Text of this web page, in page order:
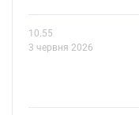
10.55
3 червня 2026